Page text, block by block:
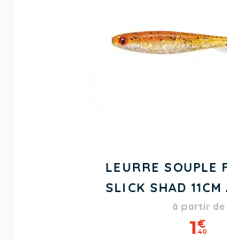
LEURRE SOUPLE
SLICK SHAD
Prix
à partir de
1€
40